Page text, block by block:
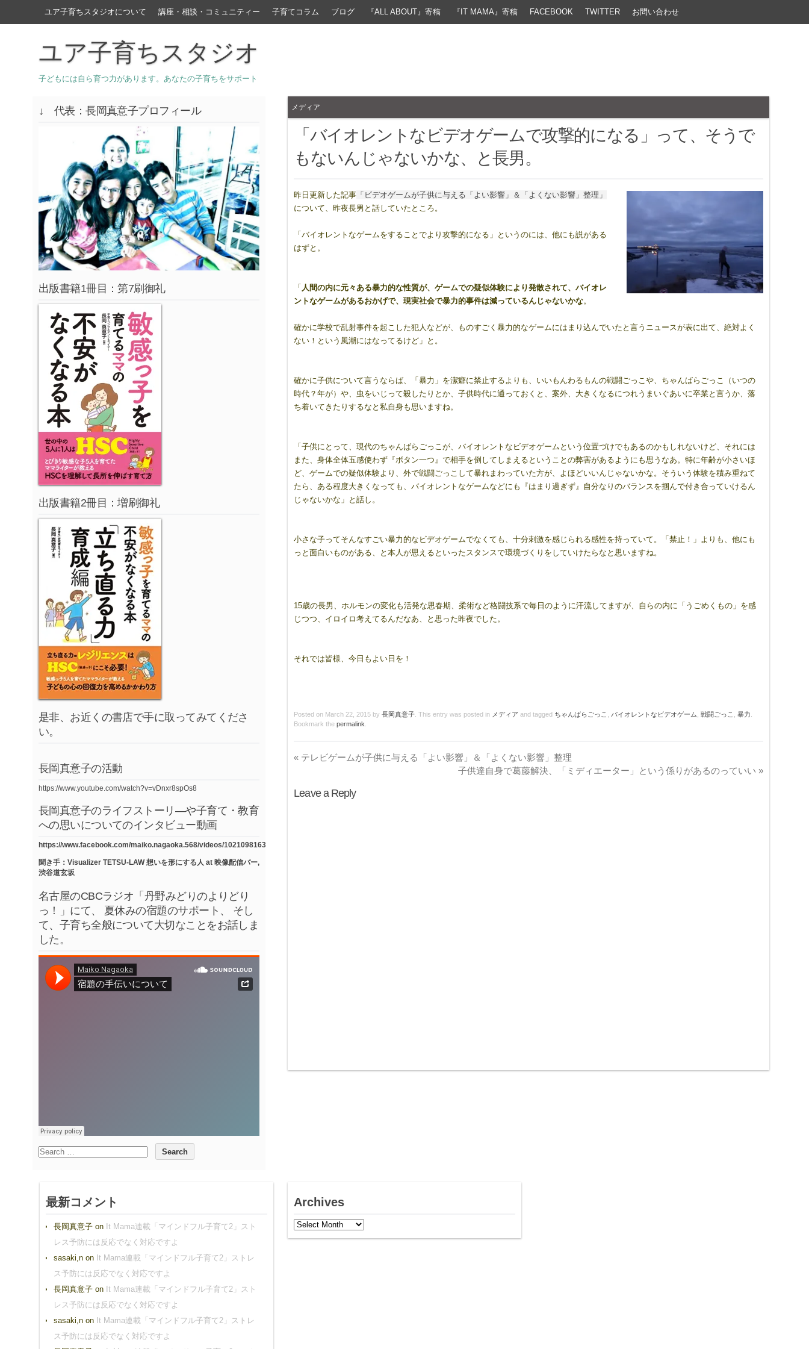
ユア子育ちスタジオについて 講座・相談・コミュニティー 子育てコラム ブログ 『ALL ABOUT』寄稿 『IT MAMA』寄稿 FACEBOOK TWITTER お問い合わせ
ユア子育ちスタジオ
子どもには自ら育つ力があります。あなたの子育ちをサポート
メディア
「バイオレントなビデオゲームで攻撃的になる」って、そうで
もないんじゃないかな、と長男。
昨日更新した記事 「ビデオゲームが子供に与える「よい影響」＆「よくない影響」整理」
について、昨夜長男と話していたところ。
「バイオレントなゲームをすることでより攻撃的になる」というのには、他にも説がある
はずと。
「 人間の内に元々ある暴力的な性質が、ゲームでの疑似体験により発散されて、バイオレ
ントなゲームがあるおかげで、現実社会で暴力的事件は減っているんじゃないかな。
確かに学校で乱射事件を起こした犯人などが、ものすごく暴力的なゲームにはまり込んでいたと言うニュースが表に出て、絶対よく
ない！という風潮にはなってるけど」と。
確かに子供について言うならば、「暴力」を潔癖に禁止するよりも、いいもんわるもんの戦闘ごっこや、ちゃんばらごっこ（いつの
時代？年が）や、虫をいじって殺したりとか、子供時代に通っておくと、案外、大きくなるにつれうまいぐあいに卒業と言うか、落
ち着いてきたりするなと私自身も思いますね。
「子供にとって、現代のちゃんばらごっこが、バイオレントなビデオゲームという位置づけでもあるのかもしれないけど、それには
また、身体全体五感使わず『ボタン一つ』で相手を倒してしまえるということの弊害があるようにも思うなあ。特に年齢が小さいほ
ど、ゲームでの疑似体験より、外で戦闘ごっこして暴れまわっていた方が、よほどいいんじゃないかな。そういう体験を積み重ねて
たら、ある程度大きくなっても、バイオレントなゲームなどにも『はまり過ぎず』自分なりのバランスを掴んで付き合っていけるん
じゃないかな」と話し。
小さな子ってそんなすごい暴力的なビデオゲームでなくても、十分刺激を感じられる感性を持っていて。「禁止！」よりも、他にも
っと面白いものがある、と本人が思えるといったスタンスで環境づくりをしていけたらなと思いますね。
15歳の長男、ホルモンの変化も活発な思春期、柔術など格闘技系で毎日のように汗流してますが、自らの内に「うごめくもの」を感
じつつ、イロイロ考えてるんだなあ、と思った昨夜でした。
それでは皆様、今日もよい日を！
Posted on March 22, 2015 by 長岡真意子 . This entry was posted in メディア and tagged ちゃんばらごっこ バイオレントなビデオゲーム ,戦闘ごっこ ,暴力
Bookmark thepermalink
« テレビゲームが子供に与える「よい影響」＆「よくない影響」整理
子供達自身で葛藤解決、「ミディエーター」という係りがあるのっていい »
Leave a Reply
↓ 代表：長岡真意子プロフィール
出版書籍1冊目：第7刷御礼
出版書籍2冊目：増刷御礼
是非、お近くの書店で手に取ってみてくださ
い。
長岡真意子の活動
https://www.youtube.com/watch?v=vDnxr8spOs8
長岡真意子のライフストーリ―や子育て・教育
への思いについてのインタビュー動画
https://www.facebook.com/maiko.nagaoka.568/videos/10210981638417544/
聞き手：Visualizer TETSU-LAW 想いを形にする人 at 映像配信バー,
渋谷道玄坂
名古屋のCBCラジオ「丹野みどりのよりどり
っ！」にて、 夏休みの宿題のサポート、 そし
て、子育ち全般について大切なことをお話しま
した。
最新コメント
長岡真意子 on It Mama連載「マインドフル子育て2」スト
レス予防には反応でなく対応ですよ
sasaki,n on It Mama連載「マインドフル子育て2」ストレ
ス予防には反応でなく対応ですよ
長岡真意子 on It Mama連載「マインドフル子育て2」スト
レス予防には反応でなく対応ですよ
sasaki,n on It Mama連載「マインドフル子育て2」ストレ
ス予防には反応でなく対応ですよ
Archives